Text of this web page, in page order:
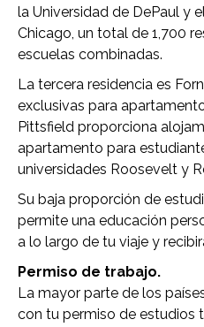
la Universidad de DePaul y
Chicago, un total de 1,700
escuelas combinadas.
La tercera residencia es
exclusivas para
Pittsfield proporciona
apartamento para
universidades Roosevelt y
Su baja proporción de
permite una educación
a lo largo de tu viaje y
Permiso de trabajo.
La mayor parte de los
con tu permiso de estudios